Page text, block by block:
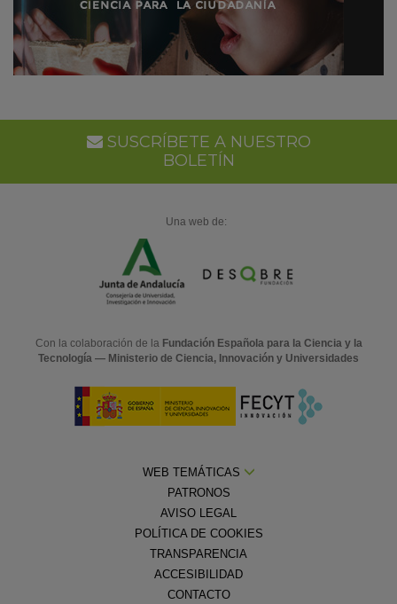
SUSCRÍBETE A NUESTRO
BOLETÍN
Una web de:
Con la colaboración de la Fundación Española para la Ciencia y la
Tecnología — Ministerio de Ciencia, Innovación y Universidades
WEB TEMÁTICAS
PATRONOS
AVISO LEGAL
POLÍTICA DE COOKIES
TRANSPARENCIA
ACCESIBILIDAD
CONTACTO